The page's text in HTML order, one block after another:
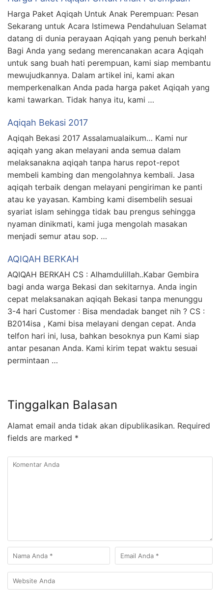
Harga Paket Aqiqah Untuk Anak Perempuan: Pesan
Sekarang untuk Acara Istimewa Pendahuluan Selamat
datang di dunia perayaan Aqiqah yang penuh berkah!
Bagi Anda yang sedang merencanakan acara Aqiqah
untuk sang buah hati perempuan, kami siap membantu
mewujudkannya. Dalam artikel ini, kami akan
memperkenalkan Anda pada harga paket Aqiqah yang
kami tawarkan. Tidak hanya itu, kami …
Aqiqah Bekasi 2017
Aqiqah Bekasi 2017 Assalamualaikum… Kami nur
aqiqah yang akan melayani anda semua dalam
melaksanakna aqiqah tanpa harus repot-repot
membeli kambing dan mengolahnya kembali. Jasa
aqiqah terbaik dengan melayani pengiriman ke panti
atau ke yayasan. Kambing kami disembelih sesuai
syariat islam sehingga tidak bau prengus sehingga
nyaman dinikmati, kami juga mengolah masakan
menjadi semur atau sop. …
AQIQAH BERKAH
AQIQAH BERKAH CS : Alhamdulillah..Kabar Gembira
bagi anda warga Bekasi dan sekitarnya. Anda ingin
cepat melaksanakan aqiqah Bekasi tanpa menunggu
3-4 hari Customer : Bisa mendadak banget nih ? CS :
B2014isa , Kami bisa melayani dengan cepat. Anda
telfon hari ini, lusa, bahkan besoknya pun Kami siap
antar pesanan Anda. Kami kirim tepat waktu sesuai
permintaan …
Tinggalkan Balasan
Alamat email anda tidak akan dipublikasikan. Required
fields are marked *